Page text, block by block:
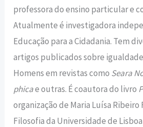
professora do ensino particular e
Atualmente é investigadora
Educação para a Cidadania. Tem
artigos publicados sobre
Homens em revistas como Seara
phicae outras. É coautora do livro
organização de Maria Luísa
Filosofia da Universidade de